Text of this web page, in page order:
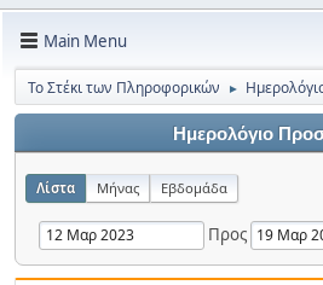
Main Menu
Το Στέκι των Πληροφορικών ►
Ημερολόγιο
Λίστα Μήνας Εβδομάδα
Προς